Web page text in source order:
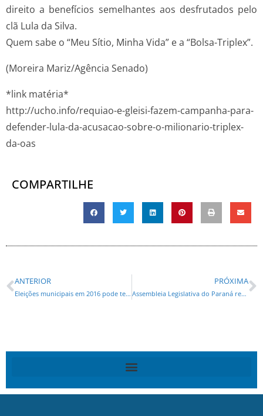
direito a benefícios semelhantes aos desfrutados pelo
clã Lula da Silva.
Quem sabe o “Meu Sítio, Minha Vida” e a “Bolsa-Triplex”.
(Moreira Mariz/Agência Senado)
*link matéria*
http://ucho.info/requiao-e-gleisi-fazem-campanha-para-
defender-lula-da-acusacao-sobre-o-milionario-triplex-
da-oas
COMPARTILHE
ANTERIOR
Eleições municipais em 2016 pode ter 17 deputados estaduais na disputa de prefeitos
PRÓXIMA
Assembleia Legislativa do Paraná retornou aos trabalhos